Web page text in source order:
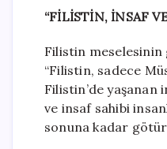
“FİLİSTİN, İNSAF
Filistin meselesinin
“Filistin, sadece
Filistin’de yaşanan
ve insaf sahibi
sonuna kadar